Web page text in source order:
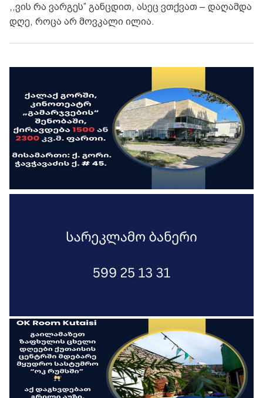
,,ვის რა ვარგეს” განცდით, ასეც ვთქვათ – დაღამდა
დღე, როცა არ მოვკალი ილია.